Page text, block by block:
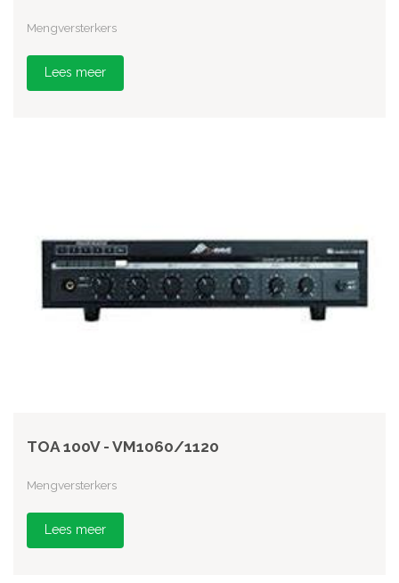
Mengversterkers
Lees meer
TOA 100V - VM1060/1120
Mengversterkers
Lees meer